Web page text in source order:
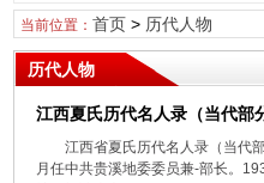
当前位置： 首页> 历代人物
历代人物
江西夏氏历代名人录（当代部
江西省夏氏历代名人录（当
月任中共贵溪地委委员兼-部长。